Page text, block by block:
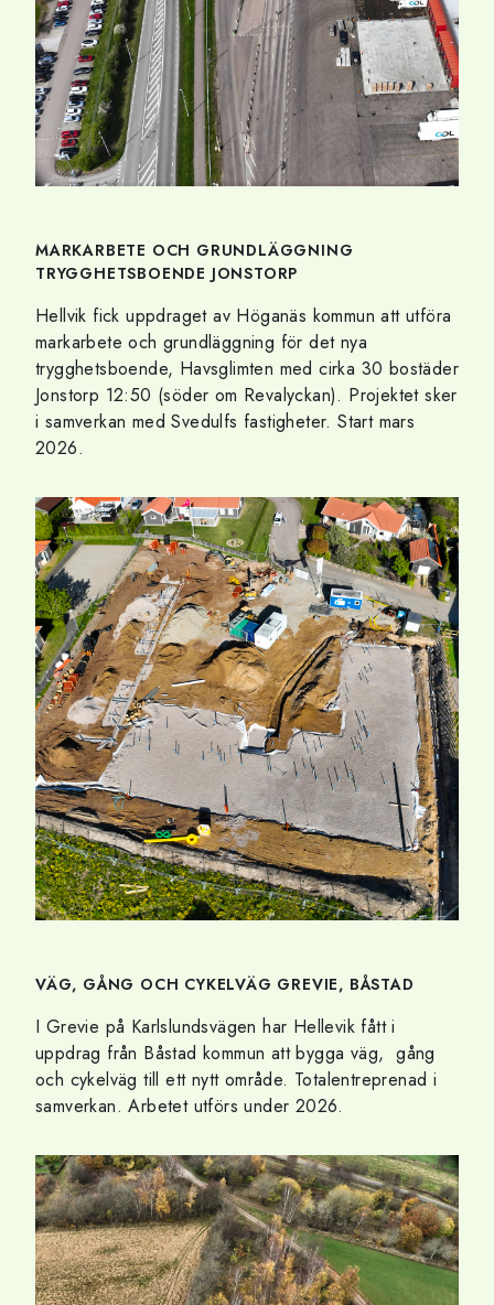
MARKARBETE OCH GRUNDLÄGGNING
TRYGGHETSBOENDE JONSTORP
Hellvik fick uppdraget av Höganäs kommun att utföra
markarbete och grundläggning för det nya
trygghetsboende, Havsglimten med cirka 30 bostäder
Jonstorp 12:50 (söder om Revalyckan). Projektet sker
i samverkan med Svedulfs fastigheter. Start mars
2026.
VÄG, GÅNG OCH CYKELVÄG GREVIE, BÅSTAD
I Grevie på Karlslundsvägen har Hellevik fått i
uppdrag från Båstad kommun att bygga väg, gång
och cykelväg till ett nytt område. Totalentreprenad i
samverkan. Arbetet utförs under 2026.